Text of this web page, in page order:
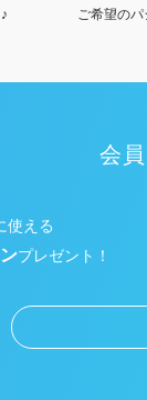
ご希望の
会
使える
プレゼント！